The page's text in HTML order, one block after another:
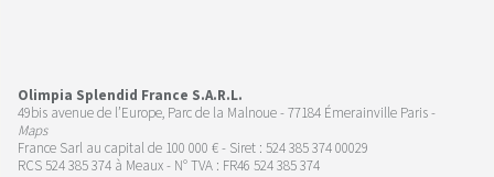
Olimpia Splendid France S.A.R.L.
49bis avenue de l’Europe, Parc de la Malnoue - 77184 Émerainville Paris -
Maps
France Sarl au capital de 100 000 € - Siret : 524 385 374 00029
RCS 524 385 374 à Meaux - N° TVA : FR46 524 385 374